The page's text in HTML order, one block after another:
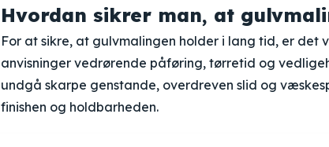
Hvordan sikrer man, at
For at sikre, at gulvmalingen holder i lang tid, er det
anvisninger vedrørende påføring, tørretid og
undgå skarpe genstande, overdreven slid og
finishen og holdbarheden.